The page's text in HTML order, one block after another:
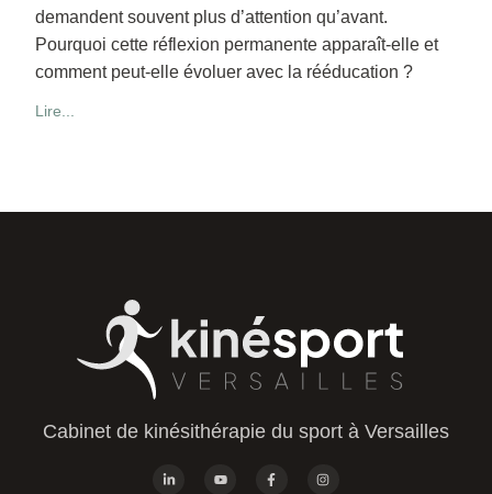
demandent souvent plus d’attention qu’avant.
Pourquoi cette réflexion permanente apparaît-elle et
comment peut-elle évoluer avec la rééducation ?
Lire...
Cabinet de kinésithérapie du sport à Versailles